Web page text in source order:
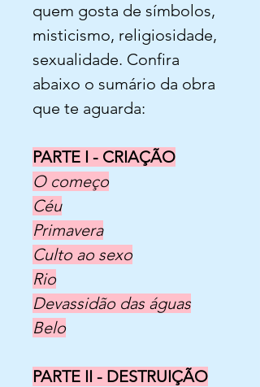
quem gosta de símbolos,
misticismo, religiosidade,
sexualidade. Confira
abaixo o sumário da obra
que te aguarda:
PARTE I - CRIAÇÃO
O começo
Céu
Primavera
Culto ao sexo
Rio
Devassidão das águas
Belo
PARTE II - DESTRUIÇÃO